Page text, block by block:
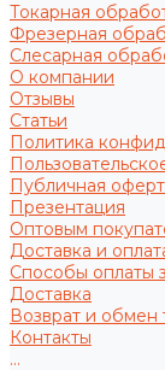
Токарная
Фрезерная
Слесарная
О компании
Отзывы
Статьи
Политика
Публичная
Презентация
Оптовым
Доставка и
Способы оплаты
Доставка
Возврат и обмен
Контакты
...